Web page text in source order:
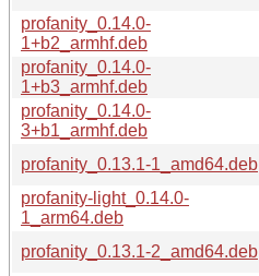
profanity_0.14.0-
1+b2_armhf.deb
profanity_0.14.0-
1+b3_armhf.deb
profanity_0.14.0-
3+b1_armhf.deb
profanity_0.13.1-1_amd64.deb
profanity-light_0.14.0-
1_arm64.deb
profanity_0.13.1-2_amd64.deb